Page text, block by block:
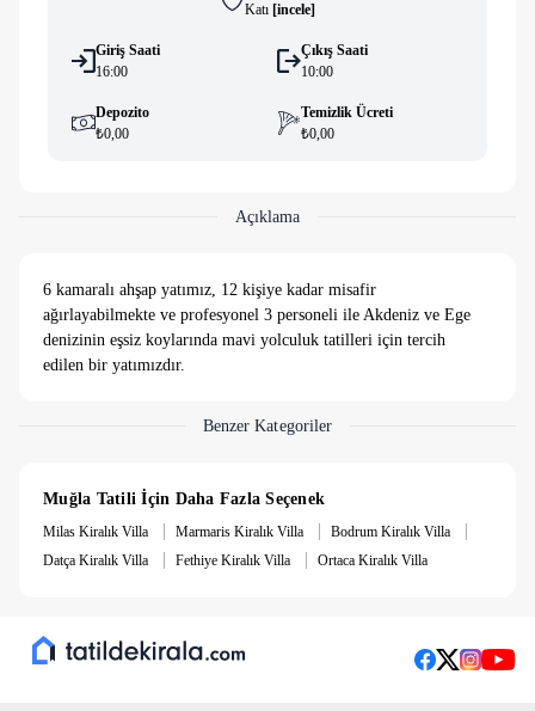
Katı [i̇ncele]
Giriş Saati
16:00
Çıkış Saati
10:00
Depozito
₺0,00
Temizlik Ücreti
₺0,00
Açıklama
6 kamaralı ahşap yatımız, 12 kişiye kadar misafir
ağırlayabilmekte ve profesyonel 3 personeli ile Akdeniz ve Ege
denizinin eşsiz koylarında mavi yolculuk tatilleri için tercih
edilen bir yatımızdır.
Benzer Kategoriler
Muğla Tatili İçin Daha Fazla Seçenek
Milas Kiralık Villa | Marmaris Kiralık Villa | Bodrum Kiralık Villa |
Datça Kiralık Villa | Fethiye Kiralık Villa | Ortaca Kiralık Villa